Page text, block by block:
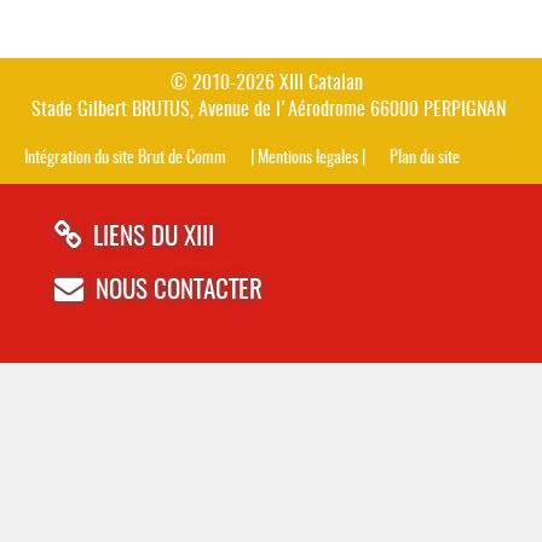
© 2010-2026 XIII Catalan
Stade Gilbert BRUTUS, Avenue de l'Aérodrome 66000 PERPIGNAN
Intégration du site Brut de Comm | Mentions legales | Plan du site
LIENS DU XIII
NOUS CONTACTER